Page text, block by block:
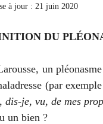
à jour : 21 juin 2020
DU
un
(par exemple
dis-je, vu, de mes
un bien ?